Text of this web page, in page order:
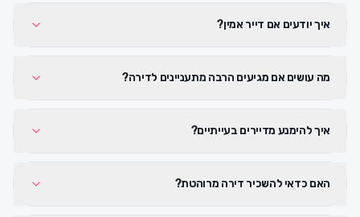
איך יודעים אם דייר אמין?
מה עושים אם מגיעים הרבה מתעניינים לדירה?
איך להימנע מדיירים בעייתיים?
האם כדאי להשכיר דירה מרוהטת?